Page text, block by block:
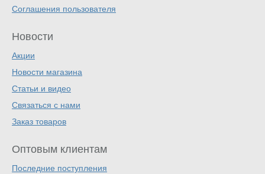
Соглашения пользователя
Новости
Акции
Новости магазина
Статьи и видео
Связаться с нами
Заказ товаров
Оптовым клиентам
Последние поступления